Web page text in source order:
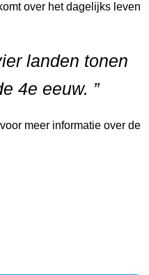
over het dagelijks leven
landen tonen
4e eeuw. ”
meer informatie over de